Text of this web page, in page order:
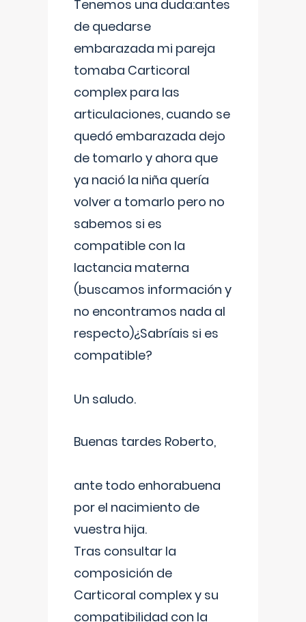
Tenemos una duda:antes
de quedarse
embarazada mi pareja
tomaba Carticoral
complex para las
articulaciones, cuando se
quedó embarazada dejo
de tomarlo y ahora que
ya nació la niña quería
volver a tomarlo pero no
sabemos si es
compatible con la
lactancia materna
(buscamos información y
no encontramos nada al
respecto)¿Sabríais si es
compatible?
Un saludo.
Buenas tardes Roberto,
ante todo enhorabuena
por el nacimiento de
vuestra hija.
Tras consultar la
composición de
Carticoral complex y su
compatibilidad con la